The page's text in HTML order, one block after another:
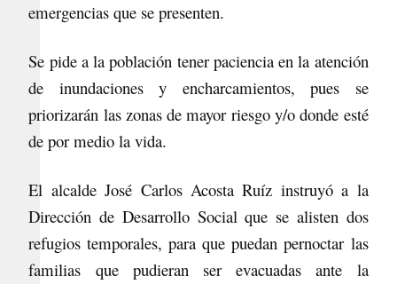
emergencias que se presenten.
Se pide a la población tener paciencia en la atención
de inundaciones y encharcamientos, pues se
priorizarán las zonas de mayor riesgo y/o donde esté
de por medio la vida.
El alcalde José Carlos Acosta Ruíz instruyó a la
Dirección de Desarrollo Social que se alisten dos
refugios temporales, para que puedan pernoctar las
familias que pudieran ser evacuadas ante la